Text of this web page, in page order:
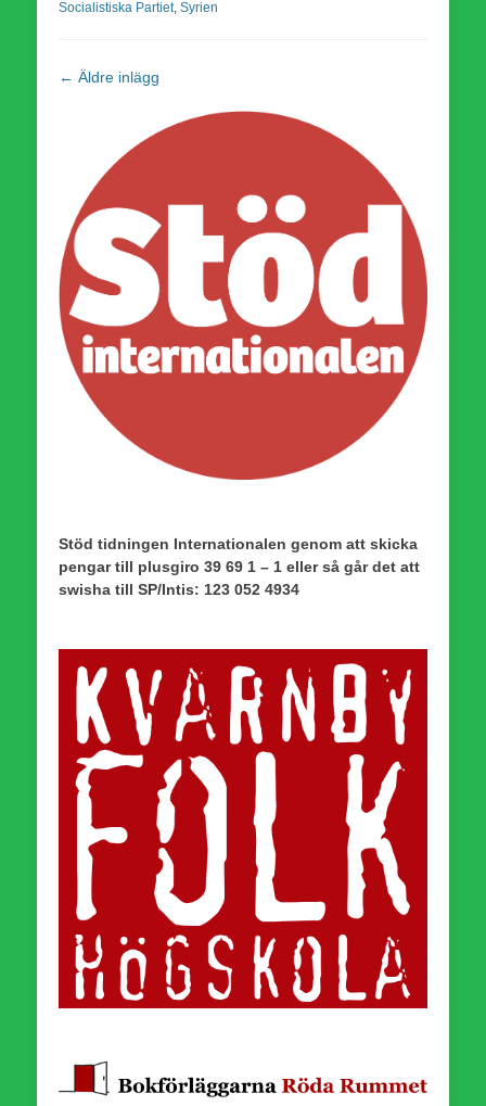
Socialistiska Partiet, Syrien
Inläggsnavigering
← Äldre inlägg
Stöd tidningen Internationalen genom att skicka
pengar till plusgiro 39 69 1 – 1 eller så går det att
swisha till SP/Intis: 123 052 4934